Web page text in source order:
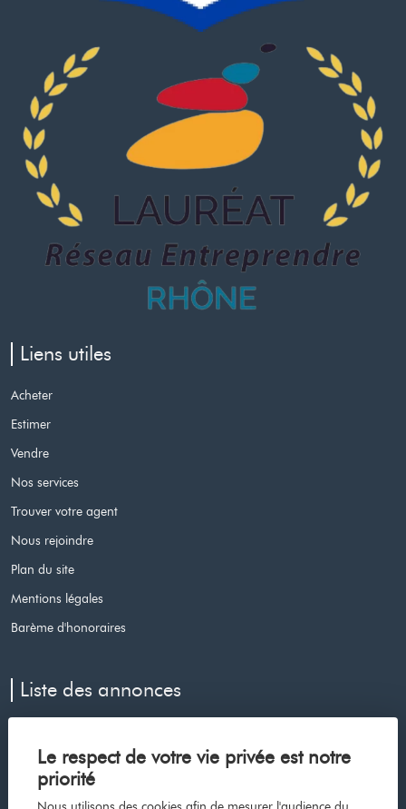
Le respect de votre vie privée est notre
priorité
Liens utiles
Acheter
Estimer
Vendre
Nos services
Trouver votre agent
Nous rejoindre
Plan du site
Mentions légales
Barème d'honoraires
Liste des annonces
Maison à vendre à Voiron
Maison à vendre à Les avenieres veyrins thuellin